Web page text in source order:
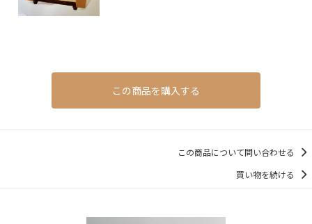
この商品を購入する
この商品について問い合わせる
買い物を続ける